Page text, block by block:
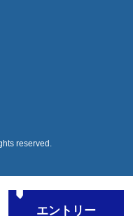
エントリー
reserved.